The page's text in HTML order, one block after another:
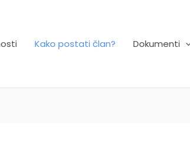
Kako postati član? Dokumenti